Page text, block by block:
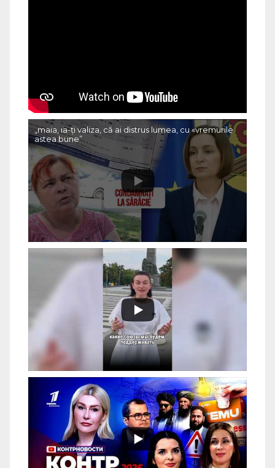
„maia, ia-ți valiza, că ai distrus lumea, cu «vremurile
astea bune”